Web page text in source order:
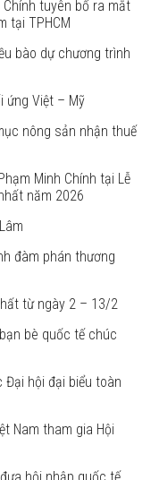
tuyên bố ra mắt
tại TPHCM
bào dự chương trình
ứng Việt – Mỹ
nông sản nhận thuế
Minh Chính tại Lễ
năm 2026
đàm phán thương
từ ngày 2 – 13/2
bè quốc tế chúc
Đại hội đại biểu toàn
Nam tham gia Hội